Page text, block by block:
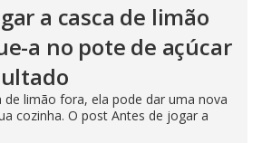
a casca de limão
a no pote de açúcar
de limão fora, ela pode dar uma nova
cozinha. O post Antes de jogar a